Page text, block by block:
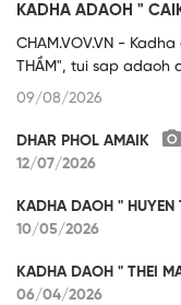
KADHA ADAOH "
CHAM.VOV.VN -
THẦM", tui sap adaoh
09/08/2026
DHAR PHOL AMAIK
12/07/2026
KADHA DAOH "
10/05/2026
KADHA DAOH " THEI
06/04/2026